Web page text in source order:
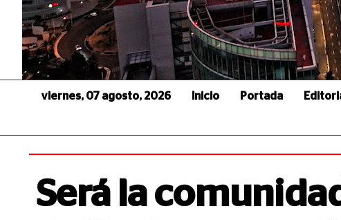
viernes, 07 agosto, 2026 Inicio Portada
Será la